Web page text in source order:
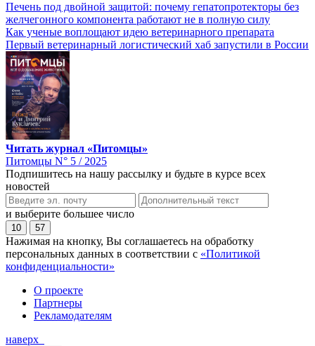
Печень под двойной защитой: почему гепатопротекторы без
желчегонного компонента работают не в полную силу
Как ученые воплощают идею ветеринарного препарата
Первый ветеринарный логистический хаб запустили в России
Читать журнал «Питомцы»
Питомцы N° 5 / 2025
Подпишитесь на нашу рассылку и будьте в курсе всех
новостей
и выберите большее число
10 57
Нажимая на кнопку, Вы соглашаетесь на обработку
персональных данных в соответствии с «Политикой
конфиденциальности»
О проекте
Партнеры
Рекламодателям
наверх